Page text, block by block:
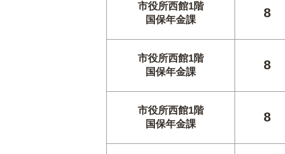
市役所西館1階
国保年金課
8
市役所西館1階
国保年金課
8
市役所西館1階
国保年金課
8